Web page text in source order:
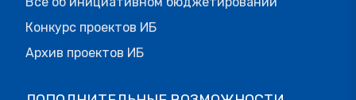
Конкурс проектов ИБ
Архив проектов ИБ